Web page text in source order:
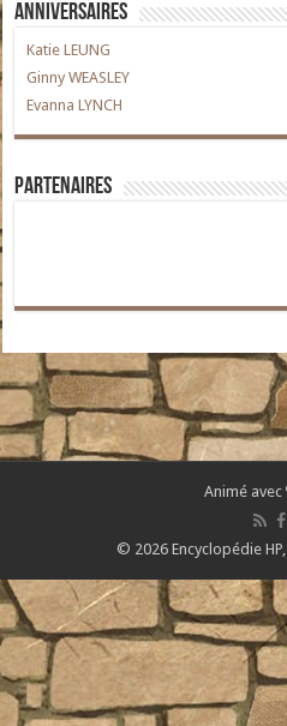
Anniversaires
Katie LEUNG
Ginny WEASLEY
Evanna LYNCH
Partenaires
Animé avec
© 2026 Encyclopédie HP,